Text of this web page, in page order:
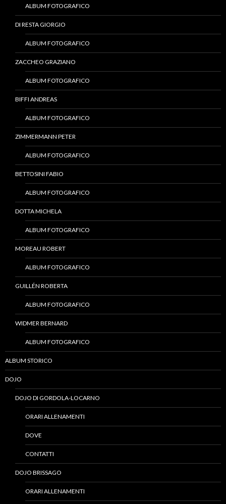
ALBUM FOTOGRAFICO
DI RESTA GIORGIO
ALBUM FOTOGRAFICO
ZACCHEO GRAZIANO
ALBUM FOTOGRAFICO
BIFFI ANDREAS
ALBUM FOTOGRAFICO
ZIMMERMANN PETER
ALBUM FOTOGRAFICO
BETTOSINI FABIO
ALBUM FOTOGRAFICO
DOTTA MICHELA
ALBUM FOTOGRAFICO
MOREAU ROBERT
ALBUM FOTOGRAFICO
GUILLÉN ROBERTA
ALBUM FOTOGRAFICO
WIDMER BERNARD
ALBUM FOTOGRAFICO
ALBUM STORICO
DOJO
DOJO DI GORDOLA-LOCARNO
ORARI ALLENAMENTI
DOVE
CONTATTI
DOJO BRISSAGO
ORARI ALLENAMENTI